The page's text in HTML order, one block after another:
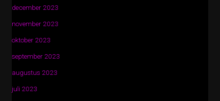
december 2023
november 2023
oktober 2023
september 2023
augustus 2023
juli 2023